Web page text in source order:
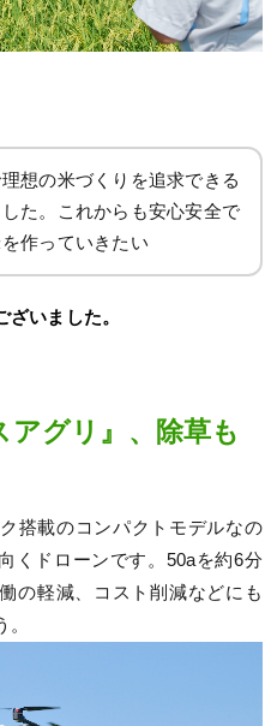
想の米づくりを追求できる
た。これからも安心安全で
作っていきたい
いました。
グリ』、除草も
搭載のコンパクトモデルなの
くドローンです。50aを約6分
の軽減、コスト削減などにも